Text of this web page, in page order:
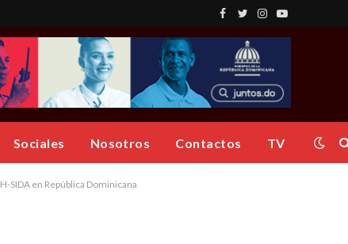
Facebook
TwitterInstagram
YouTube
Sociales Nosotros Contactos TV
SIDA en República Dominicana